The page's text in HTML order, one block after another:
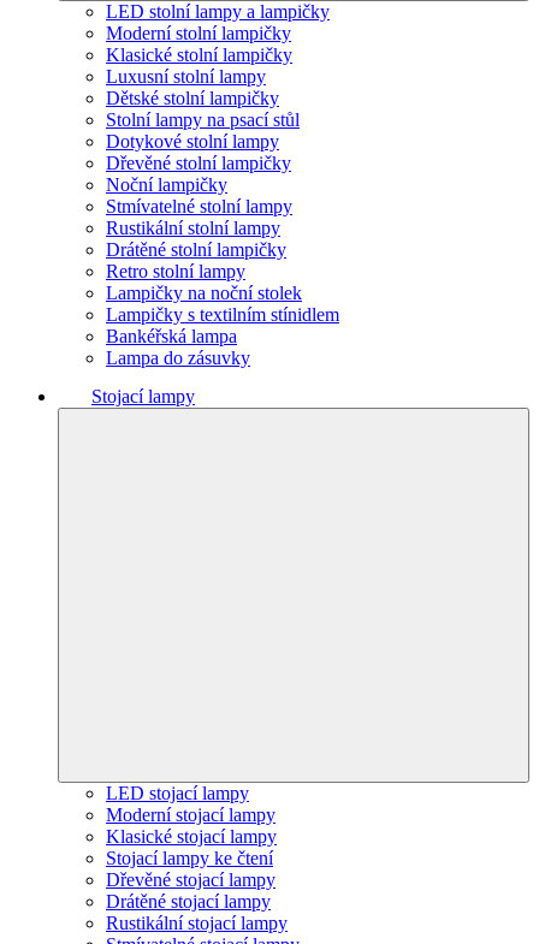
LED stolní lampy a lampičky
Moderní stolní lampičky
Klasické stolní lampičky
Luxusní stolní lampy
Dětské stolní lampičky
Stolní lampy na psací stůl
Dotykové stolní lampy
Dřevěné stolní lampičky
Noční lampičky
Stmívatelné stolní lampy
Rustikální stolní lampy
Drátěné stolní lampičky
Retro stolní lampy
Lampičky na noční stolek
Lampičky s textilním stínidlem
Bankéřská lampa
Lampa do zásuvky
Stojací lampy
LED stojací lampy
Moderní stojací lampy
Klasické stojací lampy
Stojací lampy ke čtení
Dřevěné stojací lampy
Drátěné stojací lampy
Rustikální stojací lampy